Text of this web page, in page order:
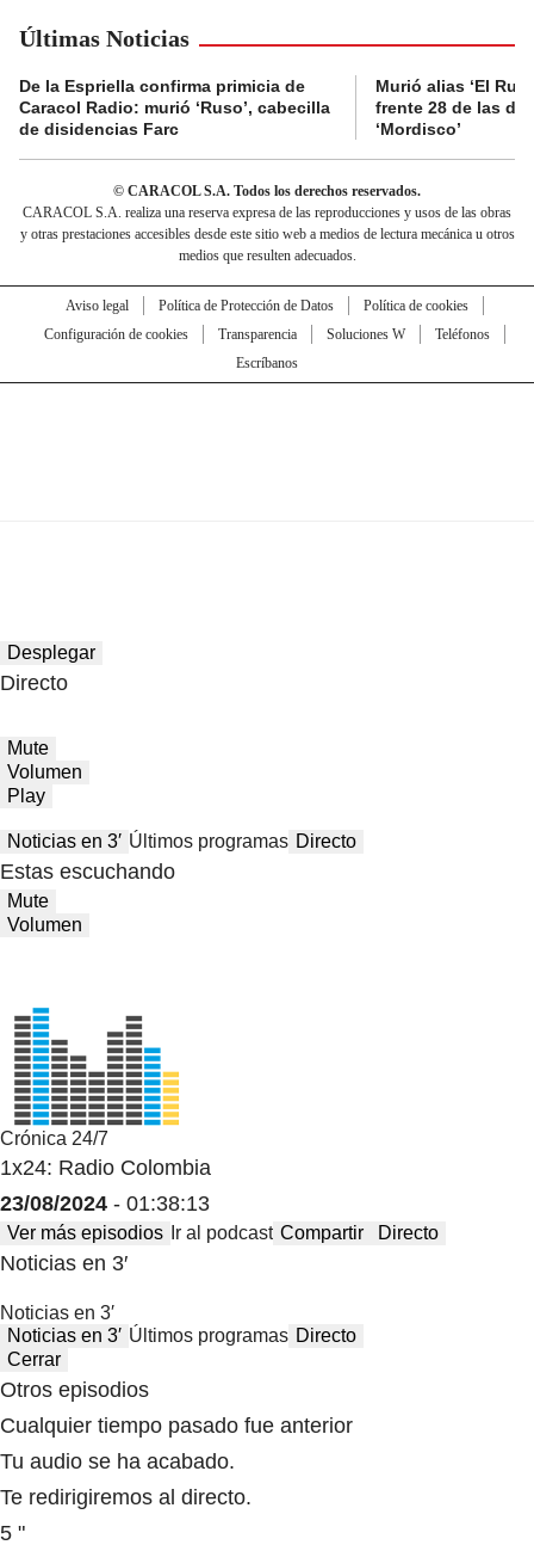
Últimas Noticias
De la Espriella confirma primicia de
Caracol Radio: murió ‘Ruso’, cabecilla
de disidencias Farc
Murió alias ‘El
frente 28 de las
‘Mordisco’
© CARACOL S.A. Todos los derechos reservados.
CARACOL S.A. realiza una reserva expresa de las reproducciones y usos de las obras
y otras prestaciones accesibles desde este sitio web a medios de lectura mecánica u otros
medios que resulten adecuados.
Aviso legal Política de Protección de Datos
Política de cookies
Configuración de cookies
Transparencia Soluciones W
Teléfonos
Escríbanos
Desplegar
Directo
Mute
Volumen
Play
Noticias en 3′ Últimos programas Directo
Estas escuchando
Mute
Volumen
Crónica 24/7
1x24: Radio Colombia
23/08/2024 - 01:38:13
Ver más episodios Ir al podcast Compartir Directo
Noticias en 3′
Noticias en 3′
Noticias en 3′ Últimos programas Directo
Cerrar
Otros episodios
Cualquier tiempo pasado fue anterior
Tu audio se ha acabado.
Te redirigiremos al directo.
5 "